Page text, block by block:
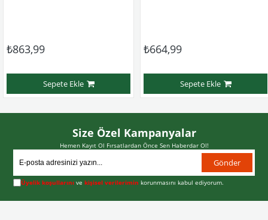
₺863,99
Sepete Ekle
₺664,99
Sepete Ekle
Size Özel Kampanyalar
Hemen Kayıt Ol Fırsatlardan Önce Sen Haberdar Ol!
Gönder
Üyelik koşullarını vekişisel verilerimin korunmasını kabul ediyorum.